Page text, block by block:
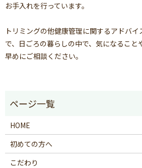
お手入れを行っています。
トリミングの他健康管理に関するアドバ
で、日ごろの暮らしの中で、気になること
早めにご相談ください。
HOME
初めての方へ
こだわり